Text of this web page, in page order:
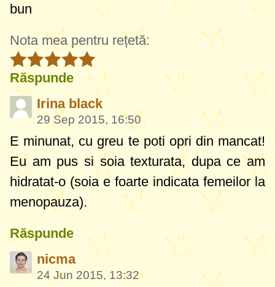
bun
Nota mea pentru rețetă:
Răspunde
Irina black
29 Sep 2015, 16:50
E minunat, cu greu te poti opri din mancat!
Eu am pus si soia texturata, dupa ce am
hidratat-o (soia e foarte indicata femeilor la
menopauza).
Răspunde
nicma
24 Jun 2015, 13:32